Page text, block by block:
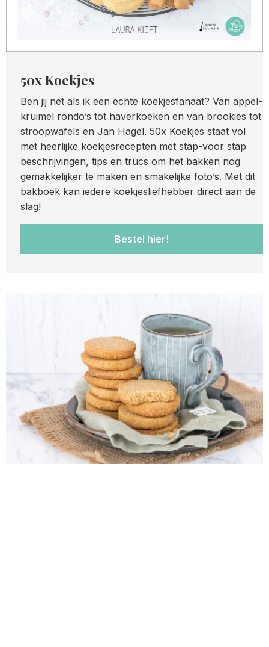
50x Koekjes
Ben jij net als ik een echte koekjesfanaat? Van appel-
kruimel rondo’s tot haverkoeken en van brookies tot
stroopwafels en Jan Hagel. 50x Koekjes staat vol
met heerlijke koekjesrecepten met stap-voor stap
beschrijvingen, tips en trucs om het bakken nog
gemakkelijker te maken en smakelijke foto’s. Met dit
bakboek kan iedere koekjesliefhebber direct aan de
slag!
Bestel hier!